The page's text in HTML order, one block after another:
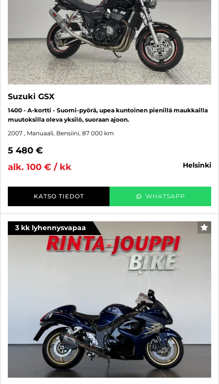
Suzuki GSX
1400 - A-kortti - Suomi-pyörä, upea kuntoinen pienillä maukkailla
muutoksilla oleva yksilö, suoraan ajoon.
2007 , Manuaali, Bensiini, 87 000 km
5 480 €
alk. 100 € / kk
helsinki
KATSO TIEDOT WHATSAPP
3 kk lyhennysvapaa